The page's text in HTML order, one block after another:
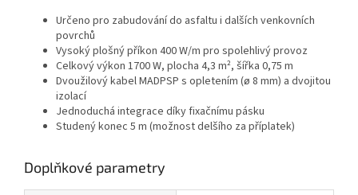
Určeno pro zabudování do asfaltu i dalších venkovních
povrchů
Vysoký plošný příkon 400 W/m pro spolehlivý provoz
Celkový výkon 1700 W, plocha 4,3 m², šířka 0,75 m
Dvoužilový kabel MADPSP s opletením (ø 8 mm) a dvojitou
izolací
Jednoduchá integrace díky fixačnímu pásku
Studený konec 5 m (možnost delšího za příplatek)
Doplňkové parametry